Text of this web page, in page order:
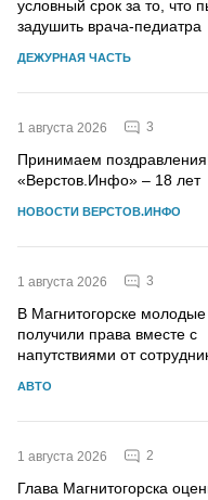
условный срок за то, что
задушить врача-педиатра
ДЕЖУРНАЯ ЧАСТЬ
1 августа 2026 3
Принимаем
«Верстов.Инфо» – 18 лет
НОВОСТИ ВЕРСТОВ.ИНФО
1 августа 2026 3
В Магнитогорске молодые
получили права вместе с
напутствиями от
АВТО
1 августа 2026 2
Глава Магнитогорска